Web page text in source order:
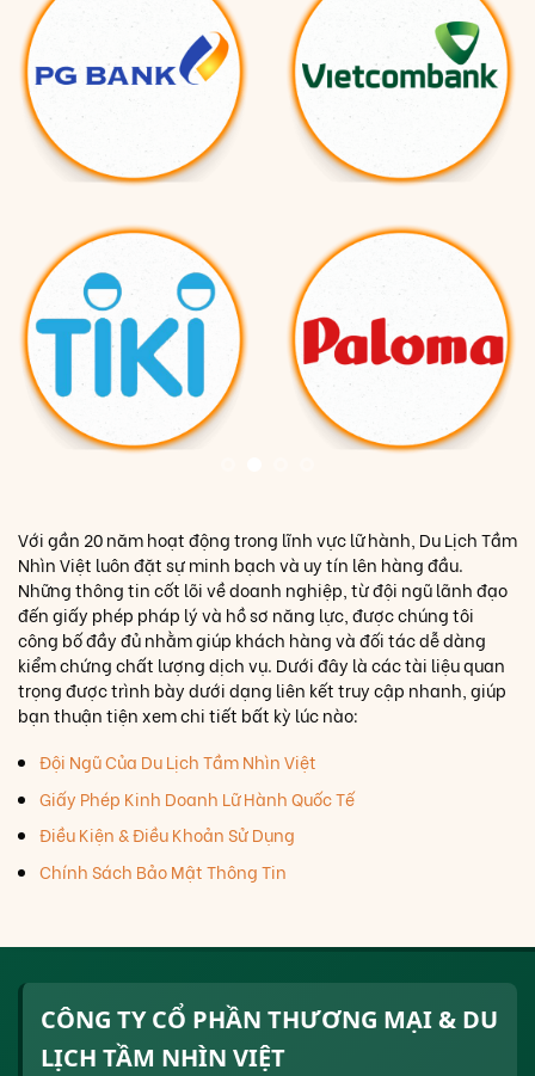
Với gần 20 năm hoạt động trong lĩnh vực lữ hành, Du Lịch Tầm
Nhìn Việt luôn đặt sự minh bạch và uy tín lên hàng đầu.
Những thông tin cốt lõi về doanh nghiệp, từ đội ngũ lãnh đạo
đến giấy phép pháp lý và hồ sơ năng lực, được chúng tôi
công bố đầy đủ nhằm giúp khách hàng và đối tác dễ dàng
kiểm chứng chất lượng dịch vụ. Dưới đây là các tài liệu quan
trọng được trình bày dưới dạng liên kết truy cập nhanh, giúp
bạn thuận tiện xem chi tiết bất kỳ lúc nào:
Đội Ngũ Của Du Lịch Tầm Nhìn Việt
Giấy Phép Kinh Doanh Lữ Hành Quốc Tế
Điều Kiện & Điều Khoản Sử Dụng
Chính Sách Bảo Mật Thông Tin
CÔNG TY CỔ PHẦN THƯƠNG MẠI & DU
LỊCH TẦM NHÌN VIỆT